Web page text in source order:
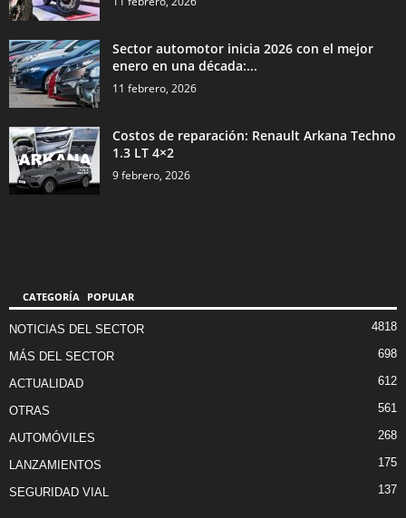
Sector automotor inicia 2026 con el mejor
enero en una década:...
11 febrero, 2026
Costos de reparación: Renault Arkana Techno
1.3 LT 4×2
9 febrero, 2026
CATEGORÍA POPULAR
NOTICIAS DEL SECTOR 4818
MÁS DEL SECTOR 698
ACTUALIDAD 612
OTRAS 561
AUTOMÓVILES 268
LANZAMIENTOS 175
SEGURIDAD VIAL 137